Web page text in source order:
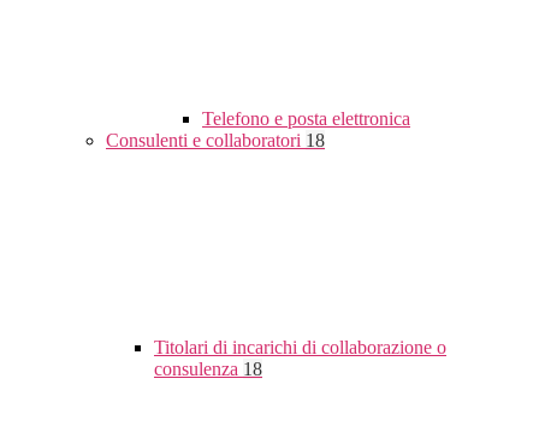
Telefono e posta elettronica
Consulenti e collaboratori 18
Titolari di incarichi di collaborazione o
consulenza 18